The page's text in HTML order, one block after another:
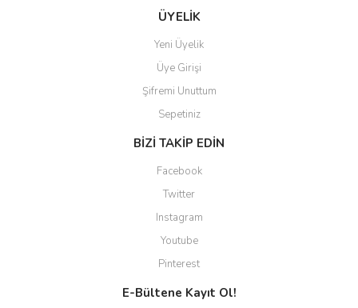
ÜYELİK
Yeni Üyelik
Üye Girişi
Şifremi Unuttum
Sepetiniz
BİZİ TAKİP EDİN
Facebook
Twitter
Instagram
Youtube
Pinterest
E-Bültene Kayıt Ol!